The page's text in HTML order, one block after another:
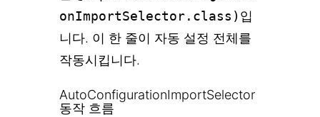
onImportSelector.class) 입
니다. 이 한 줄이 자동 설정 전체를
작동시킵니다.
AutoConfigurationImportSelector
동작 흐름